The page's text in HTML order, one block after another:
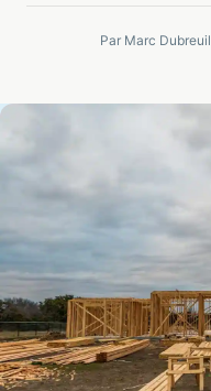
Par Marc Dubreuil